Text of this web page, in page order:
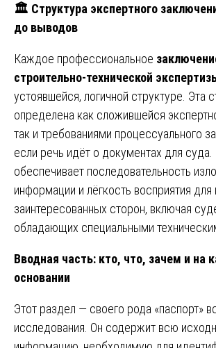
🏛 Структура экспертного
до выводов
Каждое профессиональное
строительно-технической
устоявшейся, логичной структуре. Эта
определена как сложившейся
так и требованиями процессуального
если речь идёт о документах для суда.
обеспечивает последовательность
информации и лёгкость восприятия для
заинтересованных сторон, включая
обладающих специальными
Вводная часть: кто, что, зачем и на
основании
Этот раздел — своего рода «паспорт»
исследования. Он содержит всю